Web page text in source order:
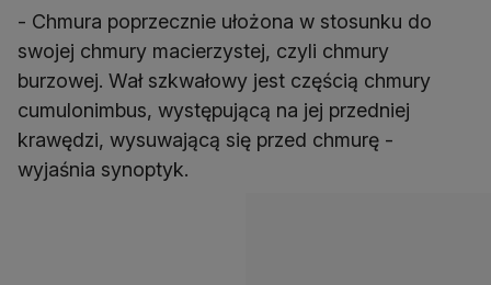
- Chmura poprzecznie ułożona w stosunku do
swojej chmury macierzystej, czyli chmury
burzowej. Wał szkwałowy jest częścią chmury
cumulonimbus, występującą na jej przedniej
krawędzi, wysuwającą się przed chmurę -
wyjaśnia synoptyk.